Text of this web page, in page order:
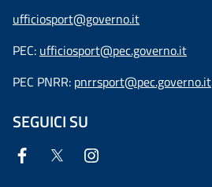
ufficiosport@governo.it
PEC: ufficiosport@pec.governo.it
PEC PNRR: pnrrsport@pec.governo.it
SEGUICI SU